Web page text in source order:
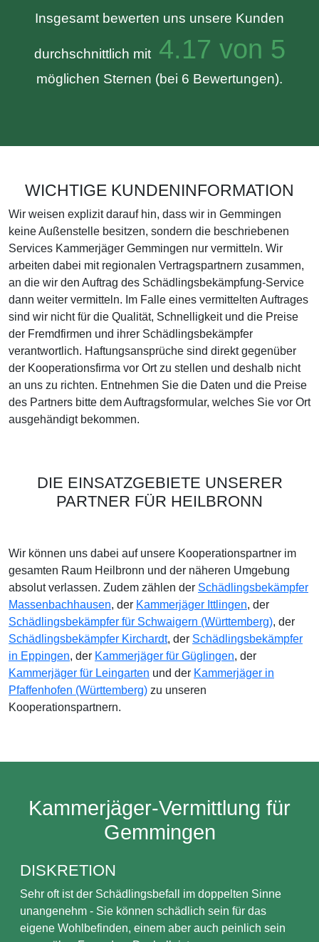
Insgesamt bewerten uns unsere Kunden
durchschnittlich mit4.17 von 5
möglichen Sternen (bei 6 Bewertungen).
WICHTIGE KUNDENINFORMATION
Wir weisen explizit darauf hin, dass wir in Gemmingen
keine Außenstelle besitzen, sondern die beschriebenen
Services Kammerjäger Gemmingen nur vermitteln. Wir
arbeiten dabei mit regionalen Vertragspartnern zusammen,
an die wir den Auftrag des Schädlingsbekämpfung-Service
dann weiter vermitteln. Im Falle eines vermittelten Auftrages
sind wir nicht für die Qualität, Schnelligkeit und die Preise
der Fremdfirmen und ihrer Schädlingsbekämpfer
verantwortlich. Haftungsansprüche sind direkt gegenüber
der Kooperationsfirma vor Ort zu stellen und deshalb nicht
an uns zu richten. Entnehmen Sie die Daten und die Preise
des Partners bitte dem Auftragsformular, welches Sie vor Ort
ausgehändigt bekommen.
DIE EINSATZGEBIETE UNSERER
PARTNER FÜR HEILBRONN
Wir können uns dabei auf unsere Kooperationspartner im
gesamten Raum Heilbronn und der näheren Umgebung
absolut verlassen. Zudem zählen der Schädlingsbekämpfer
Massenbachhausen, der Kammerjäger Ittlingen, der
Schädlingsbekämpfer für Schwaigern (Württemberg), der
Schädlingsbekämpfer Kirchardt, der Schädlingsbekämpfer
in Eppingen, der Kammerjäger für Güglingen, der
Kammerjäger für Leingarten und der Kammerjäger in
Pfaffenhofen (Württemberg) zu unseren
Kooperationspartnern.
Kammerjäger-Vermittlung für
Gemmingen
DISKRETION
Sehr oft ist der Schädlingsbefall im doppelten Sinne
unangenehm - Sie können schädlich sein für das
eigene Wohlbefinden, einem aber auch peinlich sein